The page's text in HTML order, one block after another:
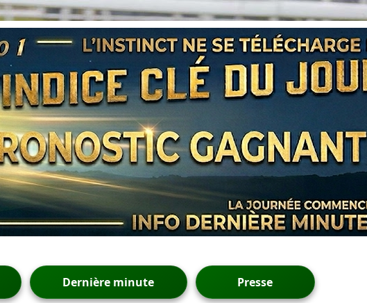
Dernière minute Presse